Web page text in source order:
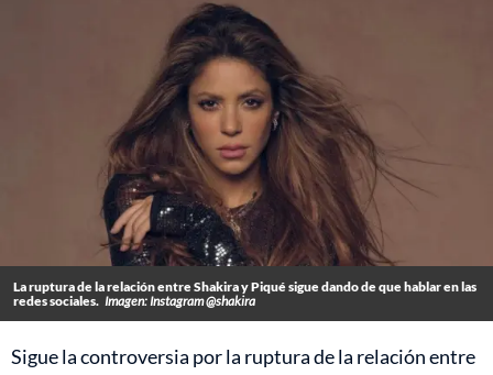
La ruptura de la relación entre Shakira y Piqué sigue dando de que hablar en las
redes sociales. Imagen: Instagram @shakira
Sigue la controversia por la ruptura de la relación entre